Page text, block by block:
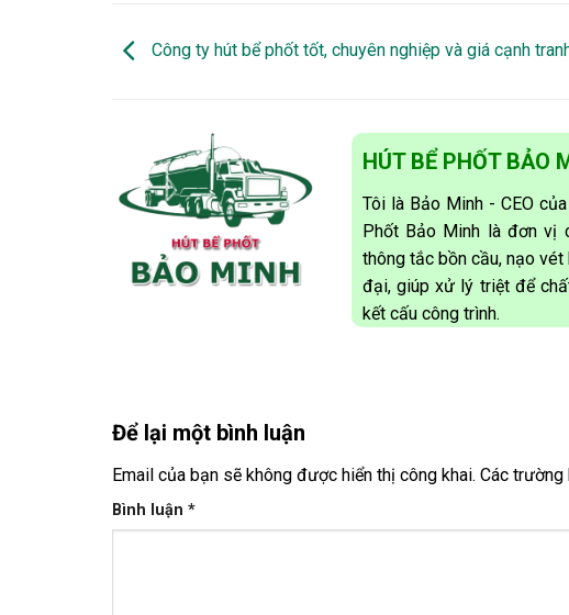
Công ty hút bể phốt tốt, chuyên nghiệp và giá cạnh
HÚT BỂ PHỐT BẢO
Tôi là Bảo Minh - CEO của
Phốt Bảo Minh là đơn vị
thông tắc bồn cầu, nạo vét
đại, giúp xử lý triệt để
kết cấu công trình.
Để lại một bình luận
Email của bạn sẽ không được hiển thị công khai. Các
Bình luận *